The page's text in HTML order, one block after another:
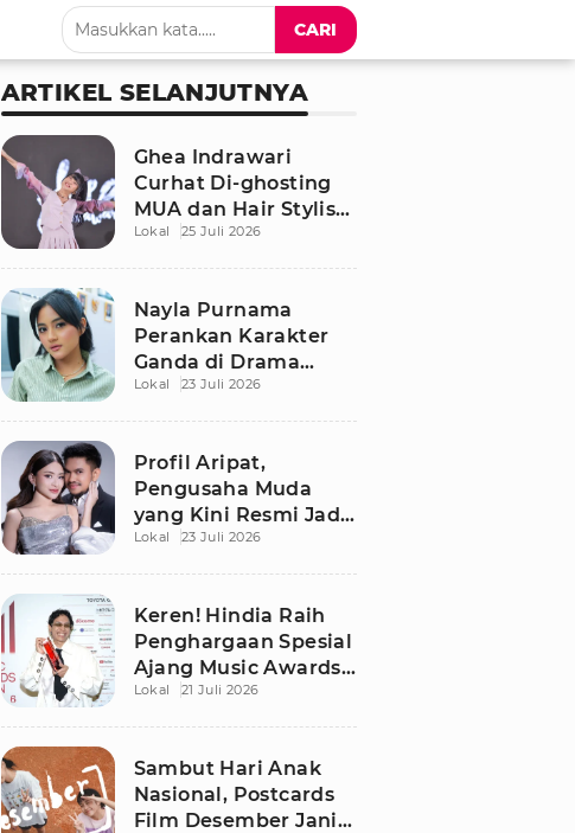
CARI
ARTIKEL SELANJUTNYA
Ghea Indrawari
Curhat Di-ghosting
MUA dan Hair Stylist
Jelang Manggung,
Lokal 25 Juli 2026
Nayla Purnama
Perankan Karakter
Ganda di Drama
Remaja Adaptasi AU
Lokal 23 Juli 2026
Profil Aripat,
Pengusaha Muda
yang Kini Resmi Jadi
Suami Nathalie
Lokal 23 Juli 2026
Keren! Hindia Raih
Penghargaan Spesial
Ajang Music Awards
Japan 2026
Lokal 21 Juli 2026
Sambut Hari Anak
Nasional, Postcards
Film Desember Jani